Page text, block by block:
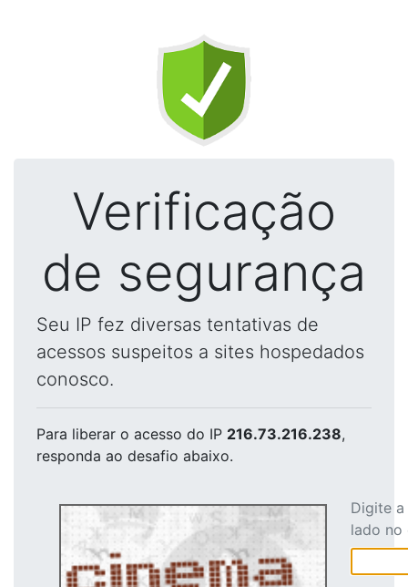
Verificação
de segurança
Seu IP fez diversas tentativas de
acessos suspeitos a sites hospedados
conosco.
Para liberar o acesso do IP 216.73.216.238,
responda ao desafio abaixo.
Digite
lado no